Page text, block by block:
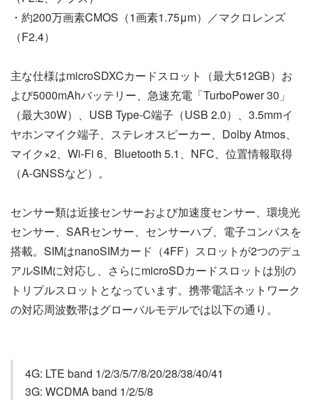
・約200万画素CMOS（1画素1.75μm）／マクロレンズ
（F2.4）
主な仕様はmicroSDXCカードスロット（最大512GB）お
よび5000mAhバッテリー、急速充電「TurboPower 30」
（最大30W）、USB Type-C端子（USB 2.0）、3.5mmイ
ヤホンマイク端子、ステレオスピーカー、Dolby Atmos、
マイク×2、Wi-Fi 6、Bluetooth 5.1、NFC、位置情報取得
（A-GNSSなど）。
センサー類は近接センサーおよび加速度センサー、環境光
センサー、SARセンサー、センサーハブ、電子コンパスを
搭載。SIMはnanoSIMカード（4FF）スロットが2つのデュ
アルSIMに対応し、さらにmicroSDカードスロットは別の
トリプルスロットとなっています。携帯電話ネットワーク
の対応周波数帯はグローバルモデルでは以下の通り。
4G: LTE band 1/2/3/5/7/8/20/28/38/40/41
3G: WCDMA band 1/2/5/8